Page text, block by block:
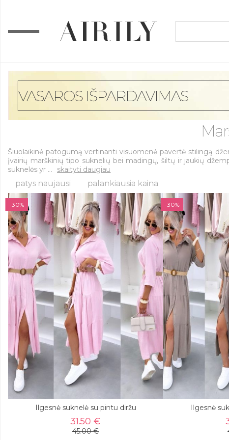
VASAROS IŠPARDAVIMAS
Šiuolaikinė patogumą vertinanti visuomenė pavertė stilingą
įvairių marškinių tipo suknelių bei madingų, šiltų ir jaukių
suknelės yr ...
skaityti daugiau
patys naujausi palankiausia kaina
-30%
Ilgesnė suknelė su pintu diržu
31.50 €
45.00 €
-30%
Ilgesnė